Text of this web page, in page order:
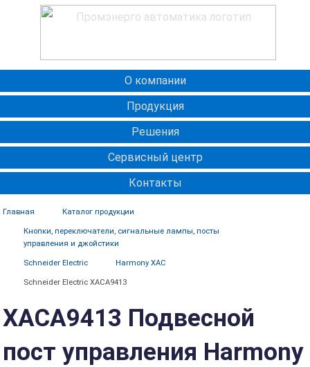
О компании
Продукция
Решения
Сервисный центр
Контакты
Главная Каталог продукции
Кнопки, переключатели, сигнальные лампы, посты
управления и джойстики
Schneider Electric Harmony XAC
Schneider Electric XACA9413
XACA9413 Подвесной
пост управления Harmony